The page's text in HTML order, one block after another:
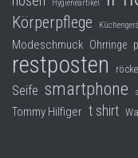
Hygieneartikel
Körperpflege
Modeschmuck Ohrringe
restposten röcke
Seife smartphone
Tommy Hilfiger t shirt